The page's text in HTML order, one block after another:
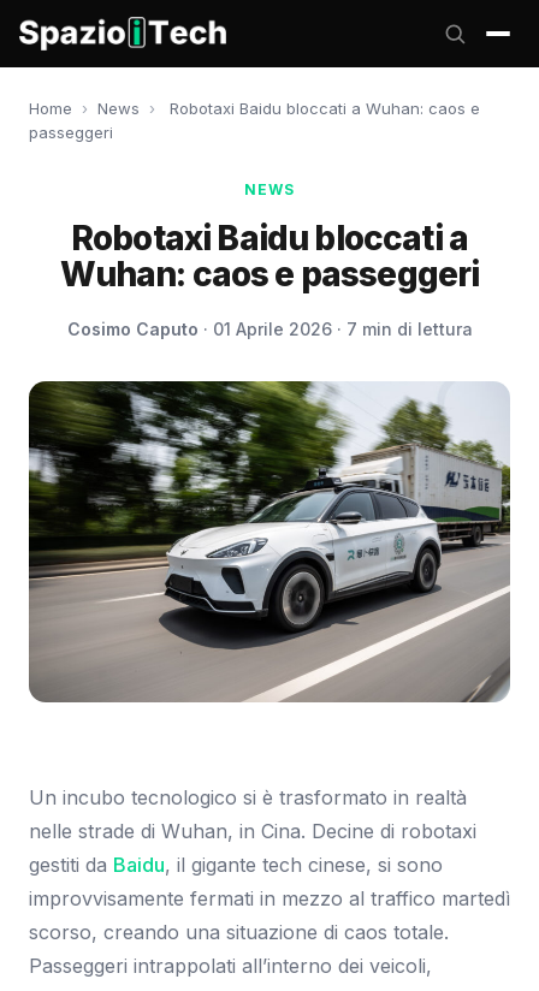
Home › News ›
Robotaxi Baidu bloccati a Wuhan: caos e
passeggeri
NEWS
Robotaxi Baidu bloccati a
Wuhan: caos e passeggeri
Cosimo Caputo · 01 Aprile 2026 · 7 min di lettura
Un incubo tecnologico si è trasformato in realtà
nelle strade di Wuhan, in Cina. Decine di robotaxi
gestiti da Baidu, il gigante tech cinese, si sono
improvvisamente fermati in mezzo al traffico martedì
scorso, creando una situazione di caos totale.
Passeggeri intrappolati all’interno dei veicoli,